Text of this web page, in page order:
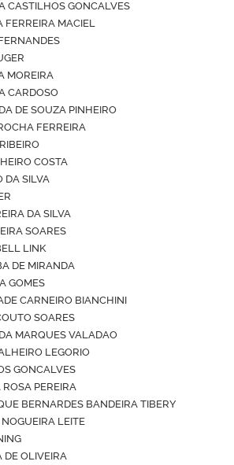
CASTILHOS GONCALVES
MACIEL
MOREIRA
CARDOSO
DE SOUZA PINHEIRO
FERREIRA
COSTA
DA SILVA
DA SILVA
SOARES
LINK
DE MIRANDA
GOMES
CARNEIRO BIANCHINI
SOARES
MARQUES VALADAO
LEGORIO
GONCALVES
PEREIRA
BERNARDES BANDEIRA TIBERY
LEITE
DE OLIVEIRA